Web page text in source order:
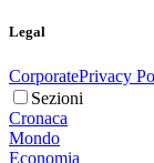
Legal
CorporatePrivacy
Sezioni
Cronaca
Mondo
Economia